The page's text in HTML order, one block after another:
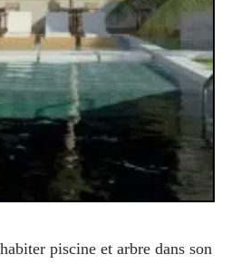
piscine et arbre dans son